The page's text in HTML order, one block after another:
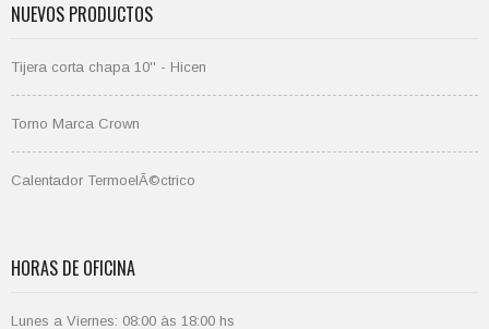
NUEVOS PRODUCTOS
Tijera corta chapa 10'' - Hicen
Torno Marca Crown
Calentador TermoelÃ©ctrico
HORAS DE OFICINA
Lunes a Viernes: 08:00 às 18:00 hs